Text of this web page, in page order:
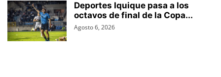
Deportes Iquique pasa a los
octavos de final de la Copa...
Agosto 6, 2026